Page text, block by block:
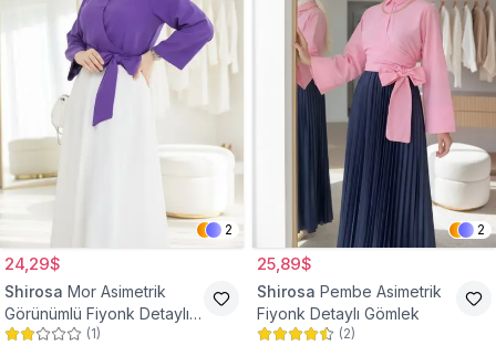
2
24,29$
Shirosa Mor Asimetrik
Görünümlü Fiyonk Detaylı
Gömlek
(1)
2
25,89$
Shirosa Pembe Asimetrik
Fiyonk Detaylı Gömlek
(2)